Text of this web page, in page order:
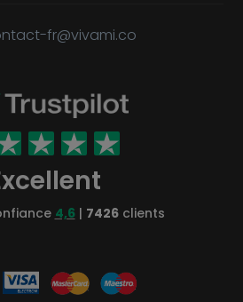
fr@vivami.co
4,6| 7426clients